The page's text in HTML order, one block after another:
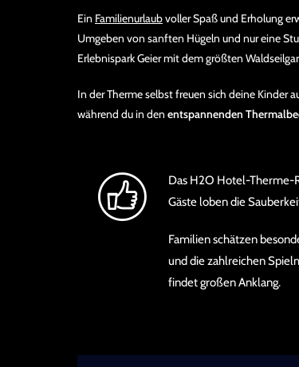
Ein Familienurlaubvoller Spaß und Erholung
Umgeben von sanften Hügeln und nur eine
Erlebnispark Geier mit dem größten
In der Therme selbst freuen sich deine Kinder
während du in den entspannenden
Das H2O Hotel-Therme-
Gäste loben die
Familien schätzen
und die zahlreichen
findet großen Anklang.